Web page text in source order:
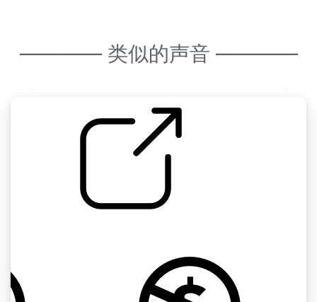
———— 类似的声音 ————